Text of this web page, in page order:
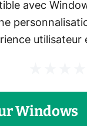
avec
utilisateur
Windows